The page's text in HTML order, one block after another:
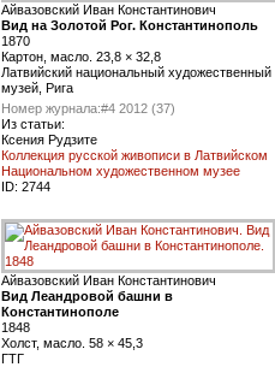
Айвазовский Иван Константинович
Вид на Золотой Рог. Константинополь
1870
Картон, масло. 23,8 × 32,8
Латвийский национальный художественный
музей, Рига
Номер журнала:#4 2012 (37)
Из статьи:
Ксения Рудзите
Коллекция русской живописи в Латвийском
Национальном художественном музее
ID: 2744
Айвазовский Иван Константинович
Вид Леандровой башни в
Константинополе
1848
Холст, масло. 58 × 45,3
ГТГ